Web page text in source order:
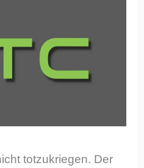
totzukriegen. Der